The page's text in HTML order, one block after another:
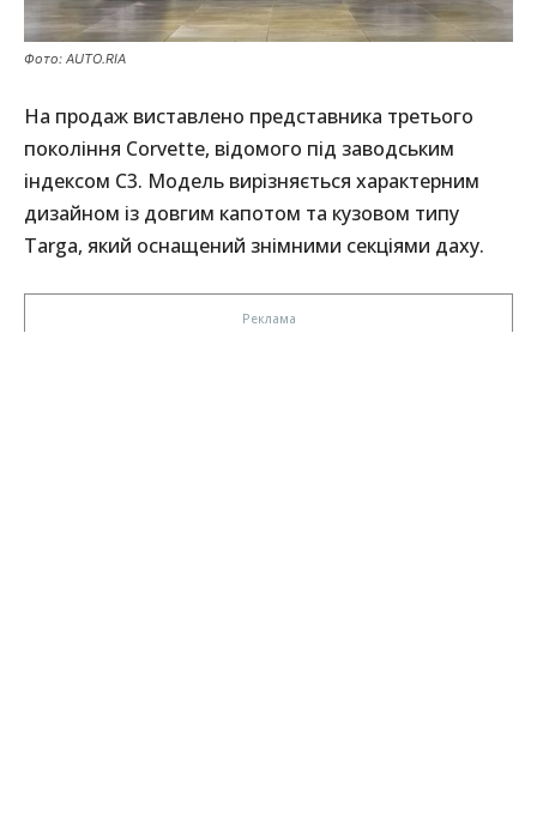
Фото: AUTO.RIA
На продаж виставлено представника третього
покоління Corvette, відомого під заводським
індексом C3. Модель вирізняється характерним
дизайном із довгим капотом та кузовом типу
Targa, який оснащений знімними секціями даху.